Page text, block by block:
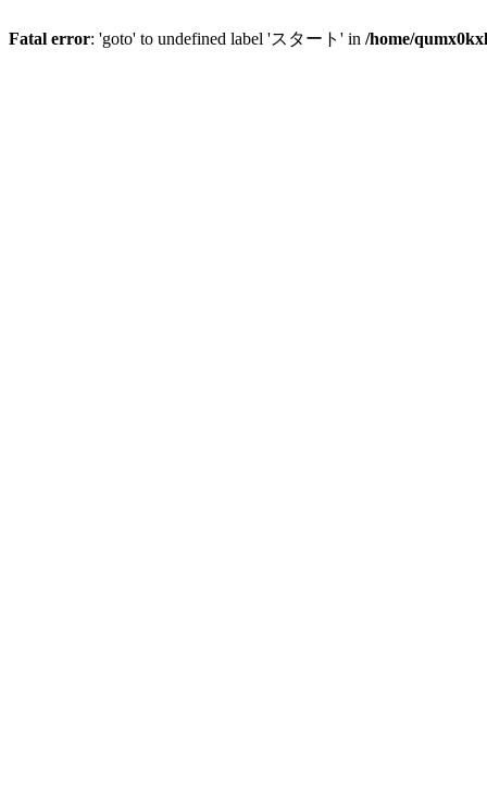
Fatal error: 'goto' to undefined label 'スタート' in /home/